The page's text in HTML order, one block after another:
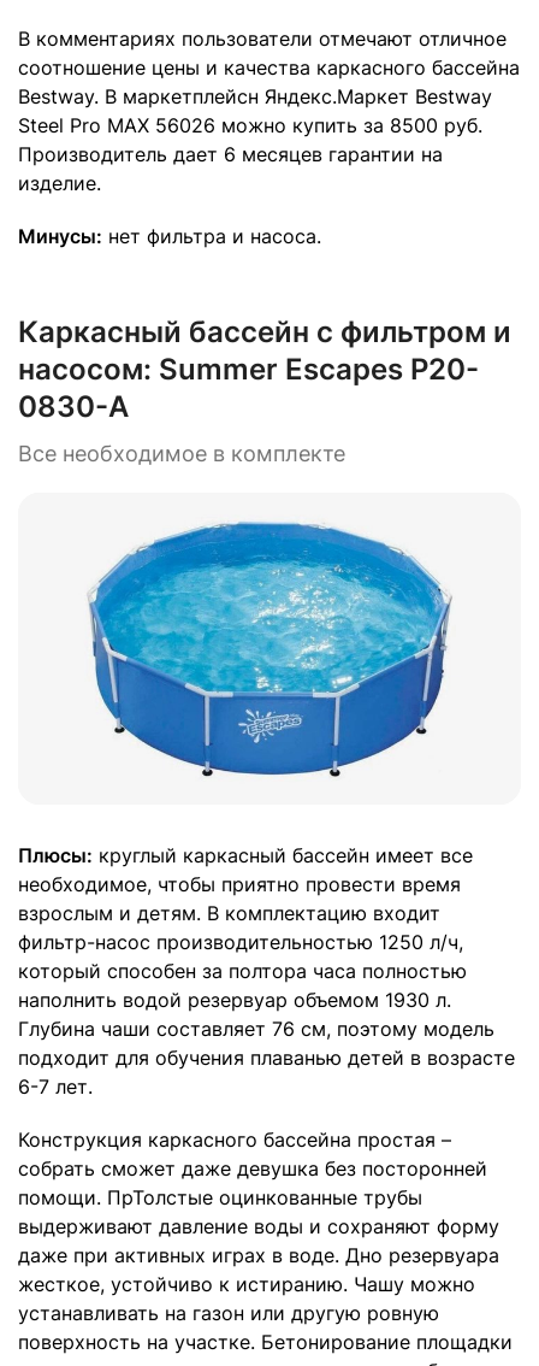
В комментариях пользователи отмечают отличное
соотношение цены и качества каркасного бассейна
Bestway. В маркетплейсн Яндекс.Маркет Bestway
Steel Pro MAX 56026 можно купить за 8500 руб.
Производитель дает 6 месяцев гарантии на
изделие.
Минусы: нет фильтра и насоса.
Каркасный бассейн с фильтром и
насосом: Summer Escapes Р20-
0830-A
Все необходимое в комплекте
Плюсы: круглый каркасный бассейн имеет все
необходимое, чтобы приятно провести время
взрослым и детям. В комплектацию входит
фильтр-насос производительностью 1250 л/ч,
который способен за полтора часа полностью
наполнить водой резервуар объемом 1930 л.
Глубина чаши составляет 76 см, поэтому модель
подходит для обучения плаванью детей в возрасте
6-7 лет.
Конструкция каркасного бассейна простая –
собрать сможет даже девушка без посторонней
помощи. ПрТолстые оцинкованные трубы
выдерживают давление воды и сохраняют форму
даже при активных играх в воде. Дно резервуара
жесткое, устойчиво к истиранию. Чашу можно
устанавливать на газон или другую ровную
поверхность на участке. Бетонирование площадки